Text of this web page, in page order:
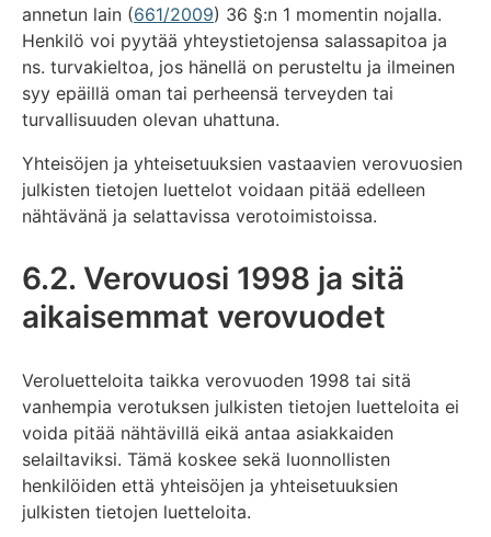
annetun lain (661/2009) 36 §:n 1 momentin nojalla.
Henkilö voi pyytää yhteystietojensa salassapitoa ja
ns. turvakieltoa, jos hänellä on perusteltu ja ilmeinen
syy epäillä oman tai perheensä terveyden tai
turvallisuuden olevan uhattuna.
Yhteisöjen ja yhteisetuuksien vastaavien verovuosien
julkisten tietojen luettelot voidaan pitää edelleen
nähtävänä ja selattavissa verotoimistoissa.
6.2. Verovuosi 1998 ja sitä
aikaisemmat verovuodet
Veroluetteloita taikka verovuoden 1998 tai sitä
vanhempia verotuksen julkisten tietojen luetteloita ei
voida pitää nähtävillä eikä antaa asiakkaiden
selailtaviksi. Tämä koskee sekä luonnollisten
henkilöiden että yhteisöjen ja yhteisetuuksien
julkisten tietojen luetteloita.